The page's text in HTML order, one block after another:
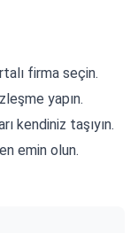
firma seçin.
yapın.
kendiniz taşıyın.
emin olun.